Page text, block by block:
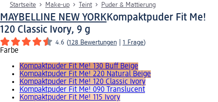
Startseite Make-up Teint Puder & Mattierung
MAYBELLINE NEW YORKKompaktpuder Fit Me!
120 Classic Ivory, 9 g
4.6 (128 Bewertungen 1 Frage)
Farbe
Kompaktpuder Fit Me! 130 Buff Beige
Kompaktpuder Fit Me! 220 Natural Beige
Kompaktpuder Fit Me! 120 Classic Ivory
Kompaktpuder Fit Me! 090 Translucent
Kompaktpuder Fit Me! 115 Ivory